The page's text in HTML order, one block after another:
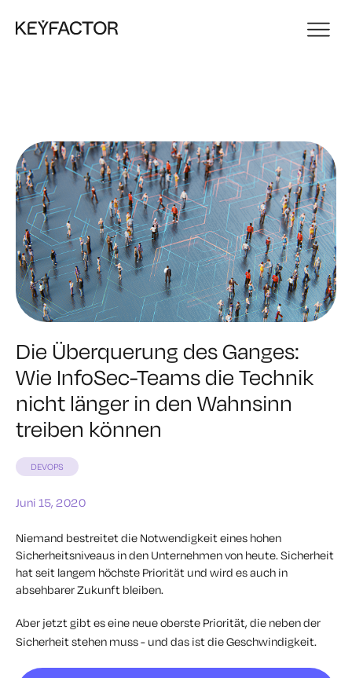
Die Überquerung des Ganges:
Wie InfoSec-Teams die Technik
nicht länger in den Wahnsinn
treiben können
DEVOPS
Juni 15, 2020
Niemand bestreitet die Notwendigkeit eines hohen
Sicherheitsniveaus in den Unternehmen von heute. Sicherheit
hat seit langem höchste Priorität und wird es auch in
absehbarer Zukunft bleiben.
Aber jetzt gibt es eine neue oberste Priorität, die neben der
Sicherheit stehen muss - und das ist die Geschwindigkeit.